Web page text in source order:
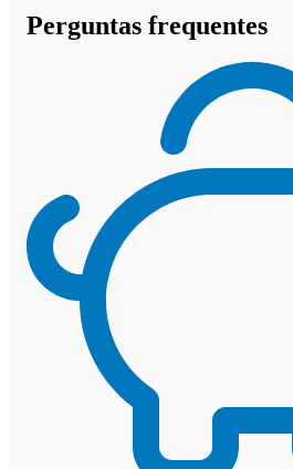
Perguntas frequentes